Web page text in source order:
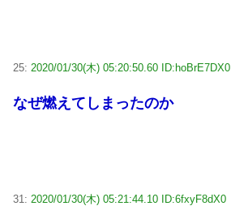
25: 2020/01/30(木) 05:20:50.60 ID:hoBrE7DX0
なぜ燃えてしまったのか
31: 2020/01/30(木) 05:21:44.10 ID:6fxyF8dX0